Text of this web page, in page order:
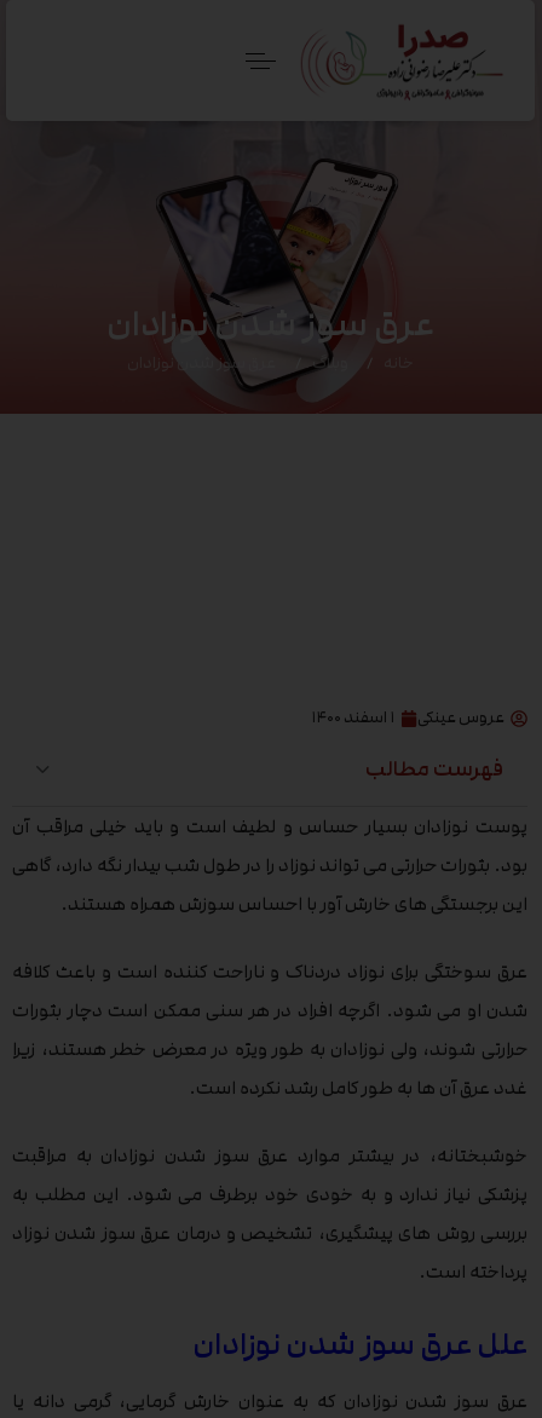
عرق سوز شدن نوزادان
وبلاگ عرق سوز شدن نوزادان
عروس عینکی ۱ اسفند ۱۴۰۰
فهرست مطالب
پوست نوزادان بسیار حساس و لطیف است و باید خیلی مراقب آن
بود. بثورات حرارتی می تواند نوزاد را در طول شب بیدار نگه دارد، گاهی
این برجستگی های خارش آور با احساس سوزش همراه هستند.
عرق سوختگی برای نوزاد دردناک و ناراحت کننده است و باعث کلافه
شدن او می شود. اگرچه افراد در هر سنی ممکن است دچار بثورات
حرارتی شوند، ولی نوزادان به طور ویژه در معرض خطر هستند، زیرا
غدد عرق آن ها به طور کامل رشد نکرده است.
خوشبختانه، در بیشتر موارد عرق سوز شدن نوزادان به مراقبت
پزشکی نیاز ندارد و به خودی خود برطرف می شود. این مطلب به
بررسی روش های پیشگیری، تشخیص و درمان عرق سوز شدن نوزاد
پرداخته است.
علل عرق سوز شدن نوزادان
عرق سوز شدن نوزادان که به عنوان خارش گرمایی، گرمی دانه یا